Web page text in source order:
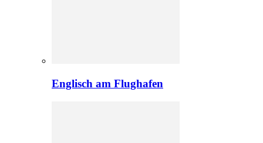
Englisch am Flughafen